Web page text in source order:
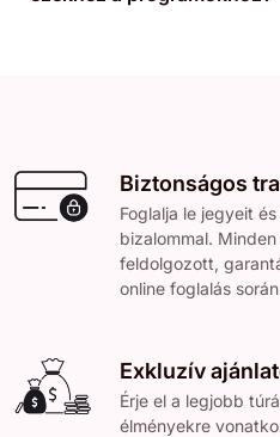
Biztonságos
Foglalja le jegyeit
bizalommal.
feldolgozott,
online foglalás
Exkluzív
Érje el a legjobb
élményekre